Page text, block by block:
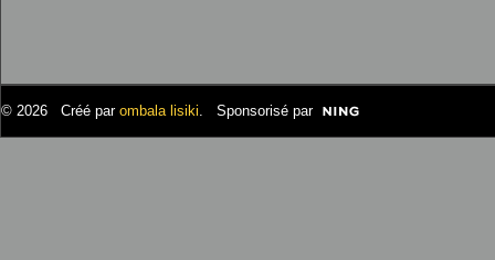
© 2026 Créé par ombala lisiki. Sponsorisé par